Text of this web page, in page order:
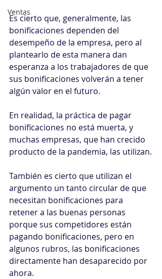
Ventas
Es cierto que, generalmente, las
bonificaciones dependen del
desempeño de la empresa, pero al
plantearlo de esta manera dan
esperanza a los trabajadores de que
sus bonificaciones volverán a tener
algún valor en el futuro.
En realidad, la práctica de pagar
bonificaciones no está muerta, y
muchas empresas, que han crecido
producto de la pandemia, las utilizan.
También es cierto que utilizan el
argumento un tanto circular de que
necesitan bonificaciones para
retener a las buenas personas
porque sus competidores están
pagando bonificaciones, pero en
algunos rubros, las bonificaciones
directamente han desaparecido por
ahora.